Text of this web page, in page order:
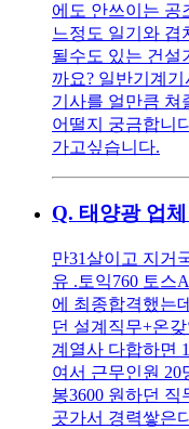
에도 안쓰이는 공
느정도 일기와 겹
될수도 있는 건설
까요? 일반기계
기사를 얼만큼 쳐
어떨지 궁금합니
가고싶습니다.
Q. 태양광 업
만31살이고 지거
유 .토익760 토스
에 최종합격했는
던 설계직무+온
계열사 다합하면
여서 근무인원 20
봉3600 원하던
곳가서 경력쌓은